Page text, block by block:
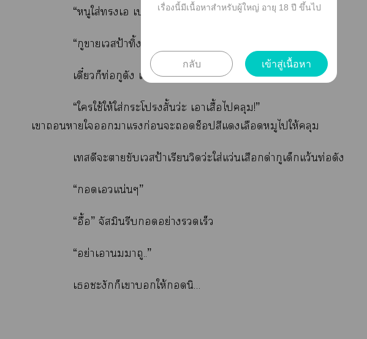
“หนูใส่เ เาะพี่มันสั้นดูดิ”
“กูาเวสป้าทิ้งแม่ง!” เสียงทุ้มสาอย่างเบื่อหน่าย
เดี๋ยวก็ท่อกูดัง เดี๋ยวก็เาะกูสั้น
“ใใช้ให้ใส่ะโสั้นว่ะ เาเสื้อไคลุม!”
เาาใาแก่อนะช็สีแเลือดหมูไให้คลุม
เสดีะาขับเวสป้าเรียนวิดว่ะใส่แว่นเสือกด่ากูเด็กแว้นท่อดัง
“เแน่นๆ”
“อื้อ” จัสมินรีบอย่างรวดเร็ว
“อย่าเาาถู..”
เชะงักก็เาให้นิ…
เรื่องนี้มีเนื้อหาสำหรับผู้ใหญ่ อายุ 18 ปี ขึ้นไป
กลับ เข้าสู่เนื้อหา